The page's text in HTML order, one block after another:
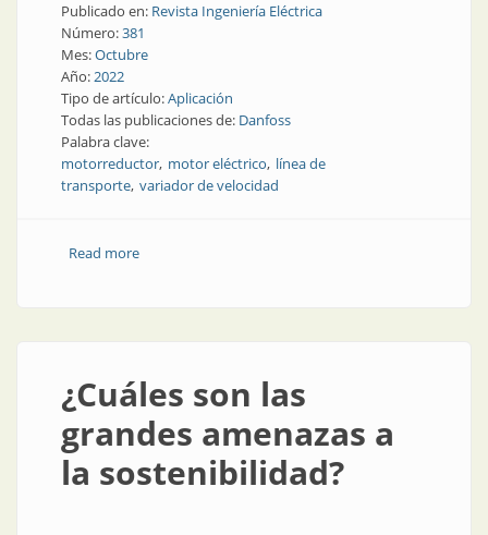
Publicado en: Revista Ingeniería Eléctrica
Número:381
Mes:Octubre
Año:2022
Tipo de artículo:Aplicación
Todas las publicaciones de: Danfoss
Palabra clave:
motorreductor motor eléctrico línea de
transporte variador de velocidad
Read moreabout Concepto flexible en la industria alimenticia
¿Cuáles son las
grandes amenazas a
la sostenibilidad?